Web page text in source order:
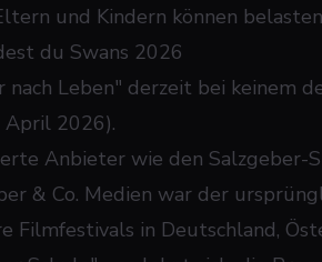
und Kindern können
du Swans 2026
nach Leben" derzeit bei keinem
April 2026).
Anbieter wie den Salzgeber-
& Co. Medien war der
Filmfestivals in Deutschland,